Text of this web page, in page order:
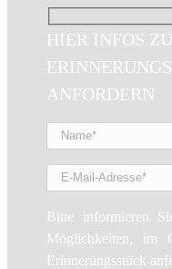
HIER INFOS
ANFORDERN
Bitte informieren
Möglichkeiten, im
Erinnerungsstück